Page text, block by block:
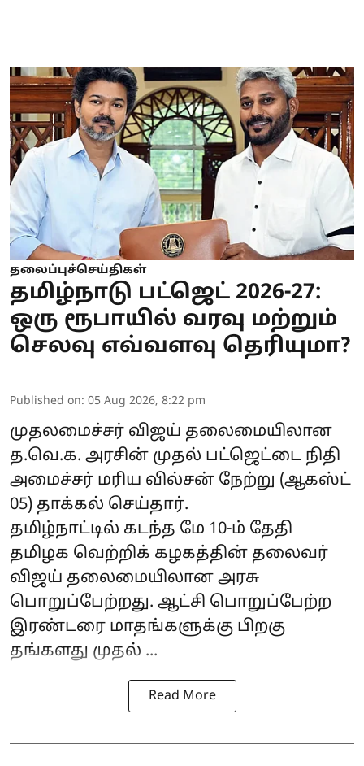
தலைப்புச்செய்திகள்
தமிழ்நாடு பட்ஜெட் 2026-27:
ஒரு ரூபாயில் வரவு மற்றும்
செலவு எவ்வளவு தெரியுமா?
Published on: 05 Aug 2026, 8:22 pm
முதலமைச்சர் விஜய் தலைமையிலான
த.வெ.க. அரசின் முதல் பட்ஜெட்டை நிதி
அமைச்சர் மரிய வில்சன் நேற்று (ஆகஸ்ட்
05) தாக்கல் செய்தார்.
தமிழ்நாட்டில் கடந்த மே 10-ம் தேதி
தமிழக வெற்றிக் கழகத்தின் தலைவர்
விஜய் தலைமையிலான அரசு
பொறுப்பேற்றது. ஆட்சி பொறுப்பேற்ற
இரண்டரை மாதங்களுக்கு பிறகு
தங்களது முதல் ...
Read More